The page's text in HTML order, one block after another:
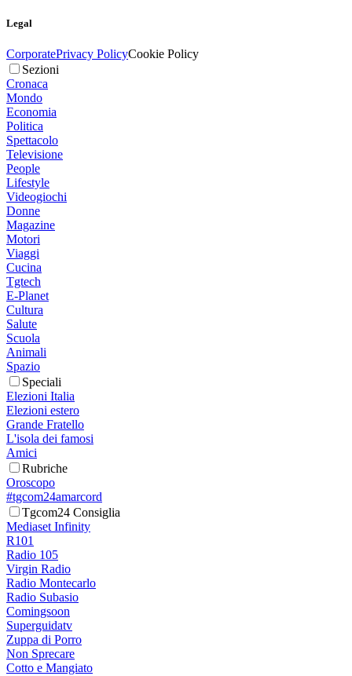
Legal
CorporatePrivacy PolicyCookie Policy
Sezioni
Cronaca
Mondo
Economia
Politica
Spettacolo
Televisione
People
Lifestyle
Videogiochi
Donne
Magazine
Motori
Viaggi
Cucina
Tgtech
E-Planet
Cultura
Salute
Scuola
Animali
Spazio
Speciali
Elezioni Italia
Elezioni estero
Grande Fratello
L'isola dei famosi
Amici
Rubriche
Oroscopo
#tgcom24amarcord
Tgcom24 Consiglia
Mediaset Infinity
R101
Radio 105
Virgin Radio
Radio Montecarlo
Radio Subasio
Comingsoon
Superguidatv
Zuppa di Porro
Non Sprecare
Cotto e Mangiato